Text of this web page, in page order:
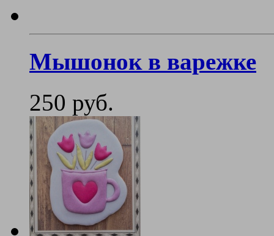
Мышонок в варежке
250 руб.